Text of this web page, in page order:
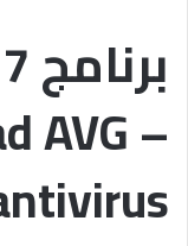
AVG